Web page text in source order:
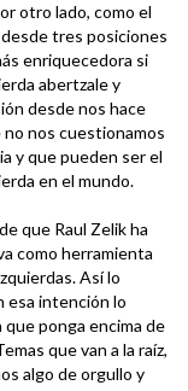
otro lado, como el
tres posiciones
enriquecedora si
abertzale y
desde nos hace
nos cuestionamos
y que pueden ser el
en el mundo.
que Raul Zelik ha
como herramienta
Así lo
esa intención lo
ponga encima de
que van a la raíz,
algo de orgullo y